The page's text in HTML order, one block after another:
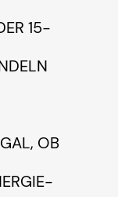
15-M
W
OB I
K